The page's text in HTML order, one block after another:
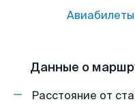
Авиабилеты
Данные о
Расстояние от